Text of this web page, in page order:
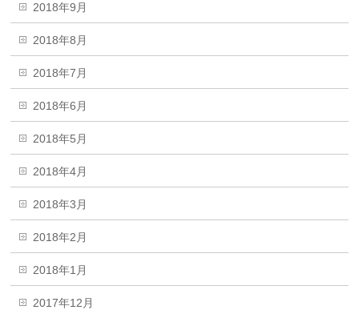
2018年9月
2018年8月
2018年7月
2018年6月
2018年5月
2018年4月
2018年3月
2018年2月
2018年1月
2017年12月